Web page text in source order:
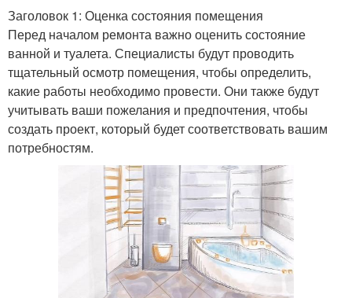
Заголовок 1: Оценка состояния помещения
Перед началом ремонта важно оценить состояние
ванной и туалета. Специалисты будут проводить
тщательный осмотр помещения, чтобы определить,
какие работы необходимо провести. Они также будут
учитывать ваши пожелания и предпочтения, чтобы
создать проект, который будет соответствовать вашим
потребностям.